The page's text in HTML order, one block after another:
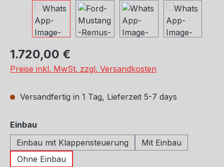
Regulärer Preis:
1.720,00 €
Preise inkl. MwSt. zzgl. Versandkosten
Versandfertig in 1 Tag, Lieferzeit 5-7 days
Einbau
Einbau mit Klappensteuerung
Mit Einbau
Ohne Einbau